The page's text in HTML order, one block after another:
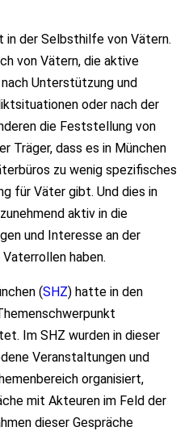
in der Selbsthilfe von Vätern.
von Vätern, die aktive
Unterstützung und
oder nach der
die Feststellung von
Träger, dass es in München
zu wenig spezifisches
für Väter gibt. Und dies in
aktiv in die
und Interesse an der
haben.
(SHZ) hatte in den
Im SHZ wurden in dieser
Veranstaltungen und
organisiert,
mit Akteuren im Feld der
dieser Gespräche